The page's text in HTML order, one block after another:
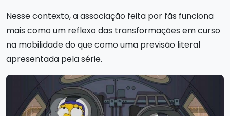
Nesse contexto, a associação feita por fãs funciona
mais como um reflexo das transformações em curso
na mobilidade do que como uma previsão literal
apresentada pela série.